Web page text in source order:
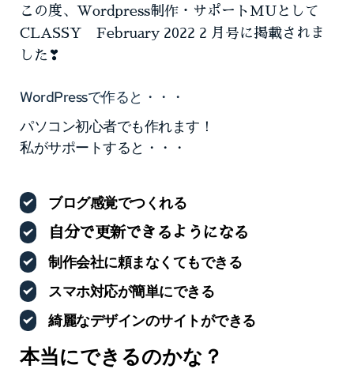
この度、Wordpress制作・サポートMUとして
CLASSY　February 2022 2 月号に掲載されま
した❣
WordPressで作ると・・・
パソコン初心者でも作れます！
私がサポートすると・・・
ブログ感覚でつくれる
自分で更新できるようになる
制作会社に頼まなくてもできる
スマホ対応が簡単にできる
綺麗なデザインのサイトができる
本当にできるのかな？